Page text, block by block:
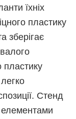
їхніх
пластику
зберігає
пластику
Стенд
елементами